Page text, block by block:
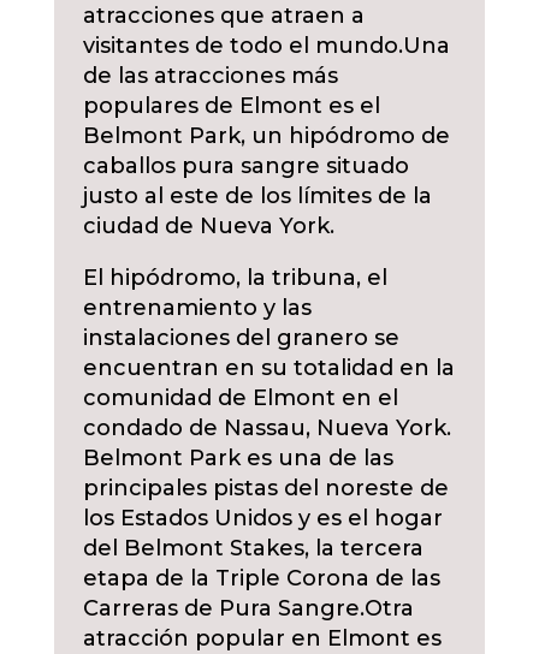
atracciones que atraen a
visitantes de todo el mundo.Una
de las atracciones más
populares de Elmont es el
Belmont Park, un hipódromo de
caballos pura sangre situado
justo al este de los límites de la
ciudad de Nueva York.
El hipódromo, la tribuna, el
entrenamiento y las
instalaciones del granero se
encuentran en su totalidad en la
comunidad de Elmont en el
condado de Nassau, Nueva York.
Belmont Park es una de las
principales pistas del noreste de
los Estados Unidos y es el hogar
del Belmont Stakes, la tercera
etapa de la Triple Corona de las
Carreras de Pura Sangre.Otra
atracción popular en Elmont es